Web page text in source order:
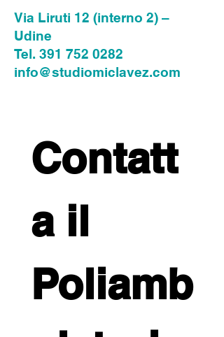
Via Liruti 12 (interno 2) –
Udine
Tel. 391 752 0282
info@studiomiclavez.com
Contatt
a il
Poliamb